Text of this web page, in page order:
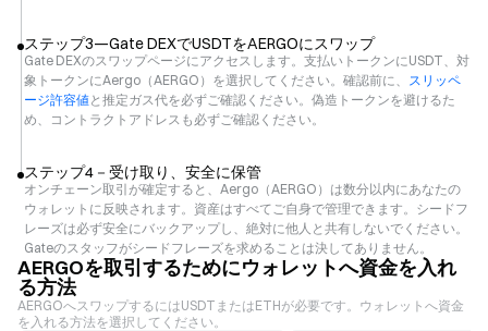
ステップ3—Gate DEXでUSDTをAERGOにスワップ
Gate DEXのスワップページにアクセスします。支払いトークンにUSDT、対
象トークンにAergo（AERGO）を選択してください。確認前に、 スリッペ
ージ許容値と推定ガス代を必ずご確認ください。偽造トークンを避けるた
め、コントラクトアドレスも必ずご確認ください。
ステップ4－受け取り、安全に保管
オンチェーン取引が確定すると、Aergo（AERGO）は数分以内にあなたの
ウォレットに反映されます。資産はすべてご自身で管理できます。シードフ
レーズは必ず安全にバックアップし、絶対に他人と共有しないでください。
Gateのスタッフがシードフレーズを求めることは決してありません。
AERGOを取引するためにウォレットへ資金を入れ
る方法
AERGOへスワップするにはUSDTまたはETHが必要です。ウォレットへ資金
を入れる方法を選択してください。